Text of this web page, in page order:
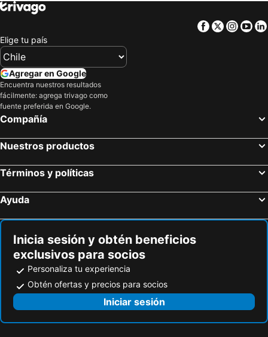
Facebook
Twitter
Elige tu país
Agregar en Google
Encuentra nuestros resultados
fácilmente: agrega trivago como
fuente preferida en Google.
Compañía
Nuestros productos
Términos y políticas
Ayuda
Inicia sesión y obtén beneficios
exclusivos para socios
Personaliza tu experiencia
Obtén ofertas y precios para socios
Iniciar sesión